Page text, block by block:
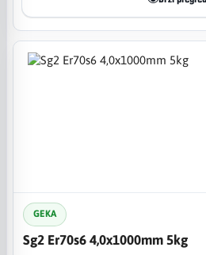
GEKA
Sg2 Er70s6 4,0x1000mm 5kg